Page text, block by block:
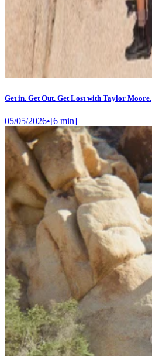
Get in. Get Out. Get Lost with Taylor Moore.
05/05/2026•[6 min]